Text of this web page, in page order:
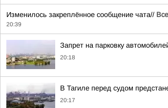
Изменилось закреплённое сообщение чата//
20:39
Запрет на парковку
20:18
В Тагиле перед судом
20:17